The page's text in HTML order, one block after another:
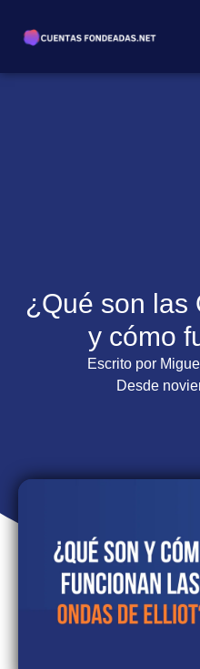
¿Qué son las
y cómo
Escrito por
Desde